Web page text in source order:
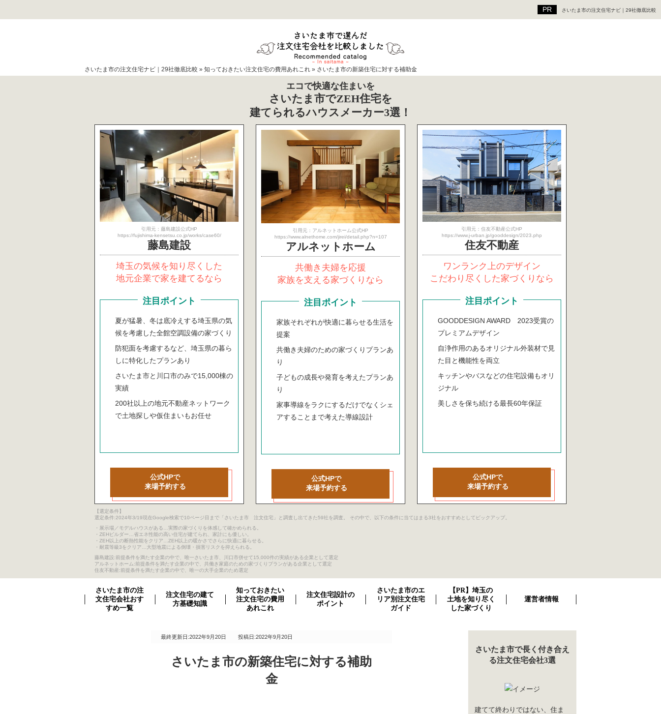
さいたま市の注文住宅ナビ｜29社徹底比較
さいたま市の注文住宅ナビ｜29社徹底比較 » 知っておきたい注文住宅の費用あれこれ » さいたま市の新築住宅に対する補助金
エコで快適な住まいを
さいたま市でZEH住宅を
建てられるハウスメーカー3選！
引用元：藤島建設公式HP
https://fujishima-kensetsu.co.jp/works/case60/
藤島建設
埼玉の気候を知り尽くした
地元企業で家を建てるなら
注目ポイント
夏が猛暑、冬は底冷えする埼玉県の気
候を考慮した全館空調設備の家づくり
防犯面を考慮するなど、埼玉県の暮ら
しに特化したプランあり
さいたま市と川口市のみで15,000棟の
実績
200社以上の地元不動産ネットワーク
で土地探しや仮住まいもお任せ
公式HPで
来場予約する
引用元：アルネットホーム公式HP
https://www.alnethome.com/jirei/detail.php?n=107
アルネット ホーム
共働き夫婦を応援
家族を支える家づくりなら
注目ポイント
家族それぞれが快適に暮らせる生活を
提案
共働き夫婦のための家づくりプランあ
り
子どもの成長や発育を考えたプランあ
り
家事導線をラクにするだけでなくシェ
アすることまで考えた導線設計
公式HPで
来場予約する
引用元：住友不動産公式HP
https://www.j-urban.jp/gooddesign/2023.php
住友不動産
ワンランク上のデザイン
こだわり尽くした家づくりなら
注目ポイント
GOODDESIGN AWARD 2023受賞の
プレミアムデザイン
自浄作用のあるオリジナル外装材で見
た目と機能性を両立
キッチンやバスなどの住宅設備もオリ
ジナル
美しさを保ち続ける最長60年保証
公式HPで
来場予約する
【選定条件】
選定条件:2024年3/19現在Google検索で10ページ目まで「さいたま市 注文住宅」と調査し出てきた59社を調査。 その中で、以下の条件に当てはまる3社をおすすめとしてピックアップ。
・展示場／モデルハウスがある…実際の家づくりを体感して確かめられる。
・ZEHビルダー…省エネ性能の高い住宅が建てられ、家計にも優しい。
・ZEH以上の断熱性能をクリア…ZEH以上の暖かさでさらに快適に暮らせる。
・耐震等級3をクリア…大型地震による倒壊・損害リスクを抑えられる。
藤島建設:前提条件を満たす企業の中で、唯一さいたま市、川口市併せて15,000件の実績がある企業として選定
アルネットホーム:前提条件を満たす企業の中で、共働き家庭のための家づくりプランがある企業として選定
住友不動産:前提条件を満たす企業の中で、唯一の大手企業のため選定
さいたま市の注
文住宅会社おす
すめ一覧
注文住宅の建て
方基礎知識
知っておきたい
注文住宅の費用
あれこれ
注文住宅設計の
ポイント
さいたま市のエ
リア別注文住宅
ガイド
【PR】埼玉の
土地を知り尽く
した家づくり
運営者情報
最終更新日:2022年9月20日 投稿日:2022年9月20日
さいたま市の新築住宅に対する補助
金
さいたま市で長く付き合え
る注文住宅会社3選
建てて終わりではない、住ま